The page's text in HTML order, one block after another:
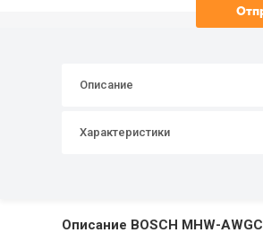
Описание
Характеристики
Описание BOSCH MHW-